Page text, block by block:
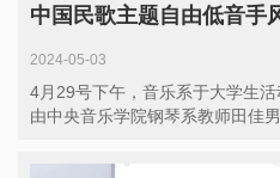
中国民歌主题自由低音手
2024-05-03
4月29号下午，音乐系于大学生
由中央音乐学院钢琴系教师田佳